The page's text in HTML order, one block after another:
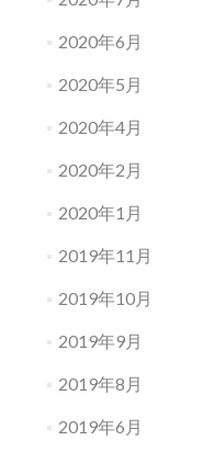
2020年6月
2020年5月
2020年4月
2020年2月
2020年1月
2019年11月
2019年10月
2019年9月
2019年8月
2019年6月